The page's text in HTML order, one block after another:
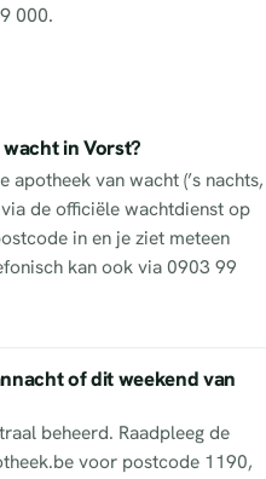
000.
in Vorst?
van wacht (’s nachts,
de officiële wachtdienst op
in en je ziet meteen
kan ook via 0903 99
of dit weekend van
beheerd. Raadpleeg de
voor postcode 1190,